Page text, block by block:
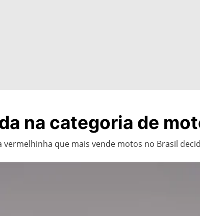
na categoria de
vermelhinha que mais vende motos no Brasil